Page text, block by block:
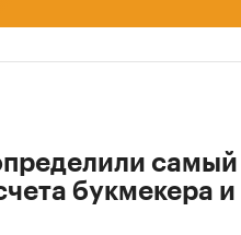
самый
букмекера и